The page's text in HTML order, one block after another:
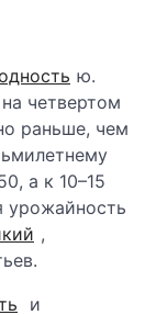
ю.
четвертом
раньше, чем
а к 10–15
урожайность
,
и